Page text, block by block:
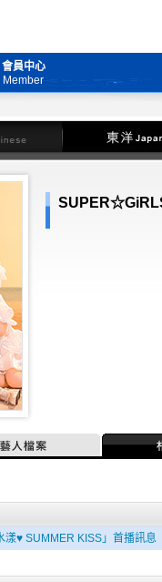
會員中心
Member
東洋
藝人檔案
漾♥ SUMMER KISS」首播訊息